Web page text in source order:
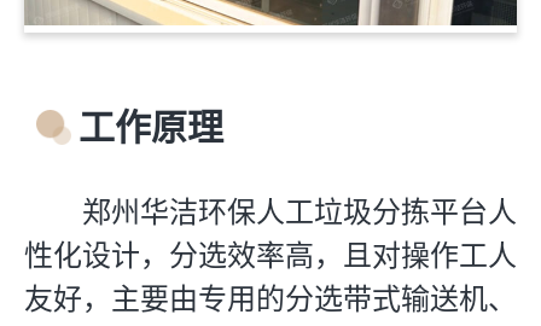
工作原理
郑州华洁环保人工垃圾分拣平台人
性化设计，分选效率高，且对操作工人
友好，主要由专用的分选带式输送机、